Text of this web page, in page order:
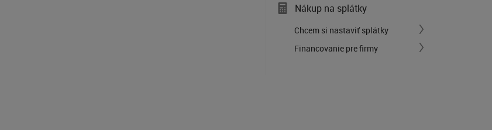
Nákup na splátky
Chcem si nastaviť splátky
Financovanie pre firmy